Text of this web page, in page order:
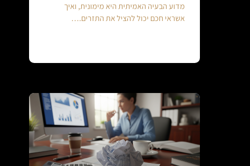
מדוע הבעיה האמיתית היא מימונית, ואיך
אשראי חכם יכול להציל את התזרים.…